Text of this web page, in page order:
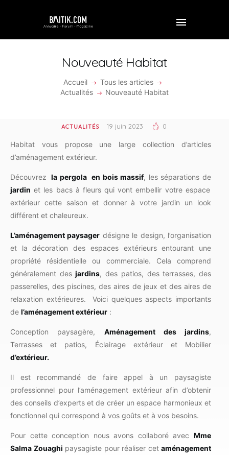
Nouveauté Habitat
Accueil
Tous les articles
Actualités
Nouveauté Habitat
ACCUEIL
VIDÉOS
FORUM
REJOINDRE BAITIK
ACTUALITÉS 19 juin 2023 0
Habitat vous propose une large collection d’articles
d’aménagement extérieur.
Découvrez la pergola en bois massif, les séparations de
jardin et les bacs à fleurs qui vont embellir votre espace
extérieur cette saison et donner à votre jardin un look
différent et chaleureux.
L’aménagement paysager désigne le design, l’organisation
et la décoration des espaces extérieurs entourant une
propriété résidentielle ou commerciale. Cela comprend
généralement desjardins, des patios, des terrasses, des
passerelles, des piscines, des aires de jeux et des aires de
relaxation extérieures. Voici quelques aspects importants
de l’aménagement extérieur :
Conception paysagère, Aménagement des jardins,
Terrasses et patios, Éclairage extérieur et Mobilier
d’extérieur.
Il est recommandé de faire appel à un paysagiste
professionnel pour l’aménagement extérieur afin d’obtenir
des conseils d’experts et de créer un espace harmonieux et
fonctionnel qui correspond à vos goûts et à vos besoins.
Pour cette conception nous avons collaboré avec Mme
Salma Zouaghi paysagiste pour réaliser cet aménagement